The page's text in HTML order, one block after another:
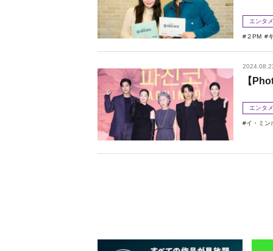
エンタメ
２PM
【
エンタメ
イ・ミン